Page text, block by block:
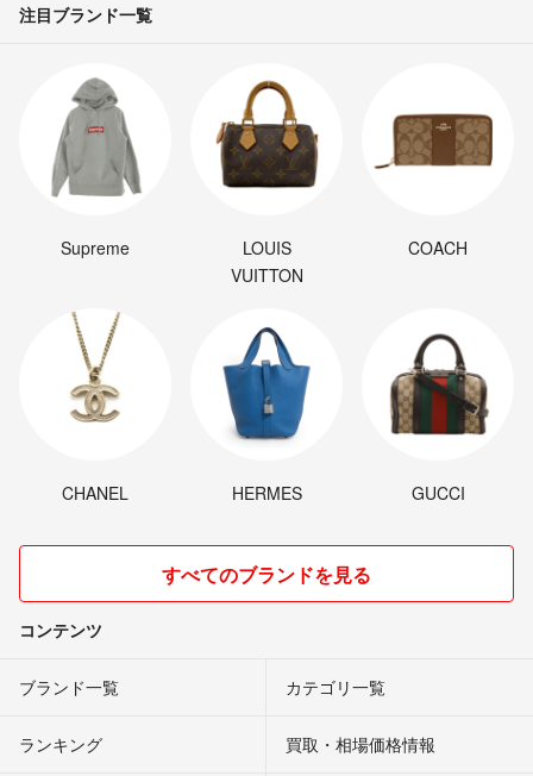
注目ブランド一覧
Supreme
LOUIS
VUITTON
COACH
CHANEL HERMES GUCCI
すべてのブランドを見る
コンテンツ
ブランド一覧 カテゴリ一覧
ランキング 買取・相場価格情報